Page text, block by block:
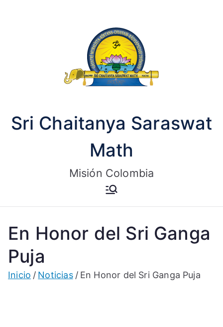
Sri Chaitanya Saraswat
Math
Misión Colombia
En Honor del Sri Ganga
Puja
Inicio Noticias En Honor del Sri Ganga Puja